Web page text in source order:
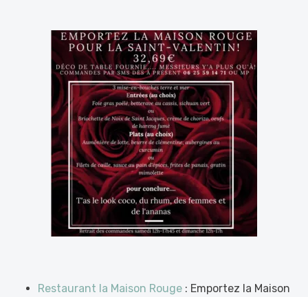
Restaurant la Maison Rouge : Emportez la Maison